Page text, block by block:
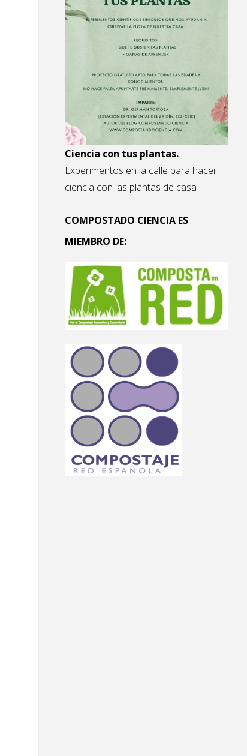
Ciencia con tus plantas.
Experimentos en la calle para hacer
ciencia con las plantas de casa
COMPOSTADO CIENCIA ES
MIEMBRO DE: